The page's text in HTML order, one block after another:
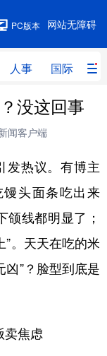
网站无障碍
PC版本
人事 国际 财
人事
教育
体育
军事
没这回事
闻客户端
热议。有博主
头面条吃出来
颌线都明显了；
”。天天在吃的米
凶”？脸型到底是
焦虑